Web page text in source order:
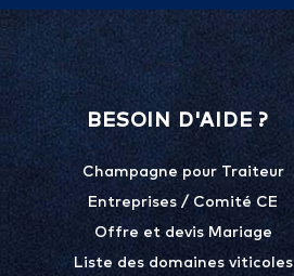
BESOIN D'AIDE ?
Champagne pour Traiteur
Entreprises / Comité CE
Offre et devis Mariage
Liste des domaines viticoles